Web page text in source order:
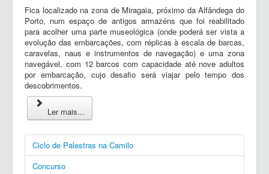
Fica localizado na zona de Miragaia, próximo da Alfândega do
Porto, num espaço de antigos armazéns que foi reabilitado
para acolher uma parte museológica (onde poderá ser vista a
evolução das embarcações, com réplicas à escala de barcas,
caravelas, naus e instrumentos de navegação) e uma zona
navegável, com 12 barcos com capacidade até nove adultos
por embarcação, cujo desafio será viajar pelo tempo dos
descobrimentos.
Ler mais...
Ciclo de Palestras na Camilo
Concurso